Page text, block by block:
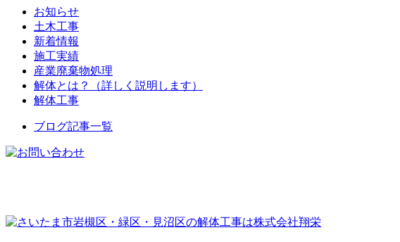
お知らせ
土木工事
新着情報
施工実績
産業廃棄物処理
解体とは？（詳しく説明します）
解体工事
ブログ記事一覧